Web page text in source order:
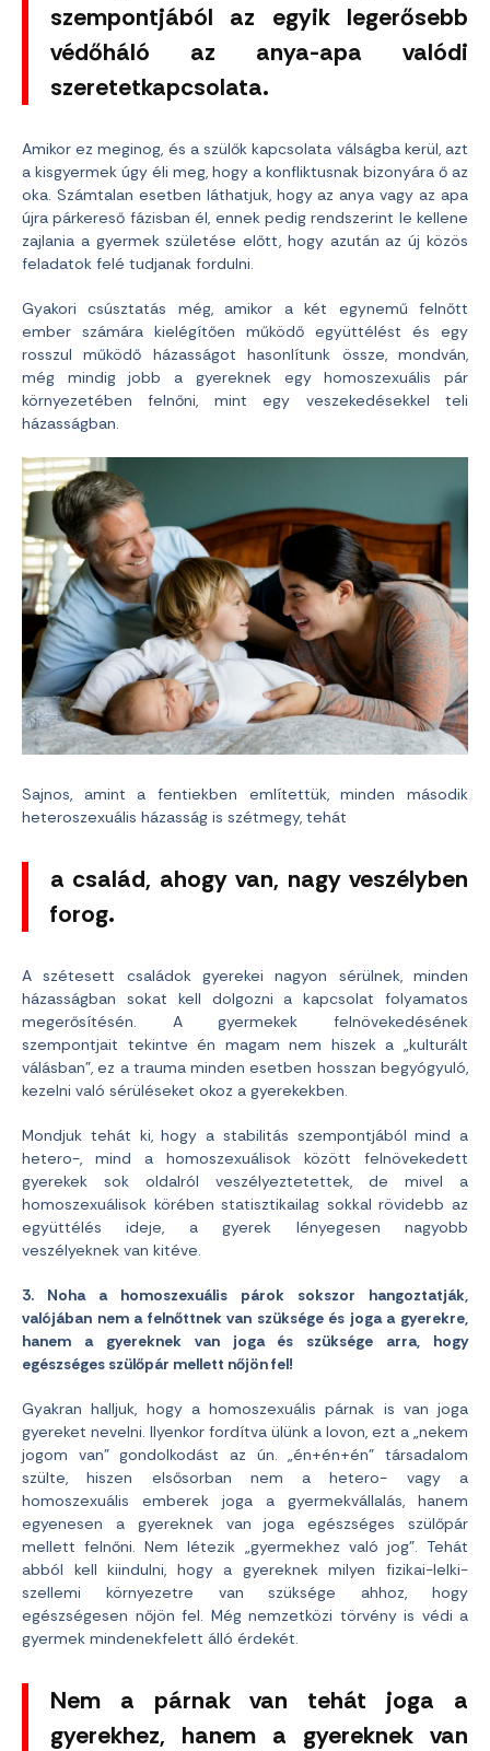
szempontjából az egyik legerősebb
védőháló az anya-apa valódi
szeretetkapcsolata.
Amikor ez meginog, és a szülők kapcsolata válságba kerül, azt
a kisgyermek úgy éli meg, hogy a konfliktusnak bizonyára ő az
oka. Számtalan esetben láthatjuk, hogy az anya vagy az apa
újra párkereső fázisban él, ennek pedig rendszerint le kellene
zajlania a gyermek születése előtt, hogy azután az új közös
feladatok felé tudjanak fordulni.
Gyakori csúsztatás még, amikor a két egynemű felnőtt
ember számára kielégítően működő együttélést és egy
rosszul működő házasságot hasonlítunk össze, mondván,
még mindig jobb a gyereknek egy homoszexuális pár
környezetében felnőni, mint egy veszekedésekkel teli
házasságban.
Sajnos, amint a fentiekben említettük, minden második
heteroszexuális házasság is szétmegy, tehát
a család, ahogy van, nagy veszélyben
forog.
A szétesett családok gyerekei nagyon sérülnek, minden
házasságban sokat kell dolgozni a kapcsolat folyamatos
megerősítésén. A gyermekek felnövekedésének
szempontjait tekintve én magam nem hiszek a „kulturált
válásban”, ez a trauma minden esetben hosszan begyógyuló,
kezelni való sérüléseket okoz a gyerekekben.
Mondjuk tehát ki, hogy a stabilitás szempontjából mind a
hetero-, mind a homoszexuálisok között felnövekedett
gyerekek sok oldalról veszélyeztetettek, de mivel a
homoszexuálisok körében statisztikailag sokkal rövidebb az
együttélés ideje, a gyerek lényegesen nagyobb
veszélyeknek van kitéve.
3. Noha a homoszexuális párok sokszor hangoztatják,
valójában nem a felnőttnek van szüksége és joga a gyerekre,
hanem a gyereknek van joga és szüksége arra, hogy
egészséges szülőpár mellett nőjön fel!
Gyakran halljuk, hogy a homoszexuális párnak is van joga
gyereket nevelni. Ilyenkor fordítva ülünk a lovon, ezt a „nekem
jogom van” gondolkodást az ún. „én+én+én” társadalom
szülte, hiszen elsősorban nem a hetero- vagy a
homoszexuális emberek joga a gyermekvállalás, hanem
egyenesen a gyereknek van joga egészséges szülőpár
mellett felnőni. Nem létezik „gyermekhez való jog”. Tehát
abból kell kiindulni, hogy a gyereknek milyen fizikai-lelki-
szellemi környezetre van szüksége ahhoz, hogy
egészségesen nőjön fel. Még nemzetközi törvény is védi a
gyermek mindenekfelett álló érdekét.
Nem a párnak van tehát joga a
gyerekhez, hanem a gyereknek van